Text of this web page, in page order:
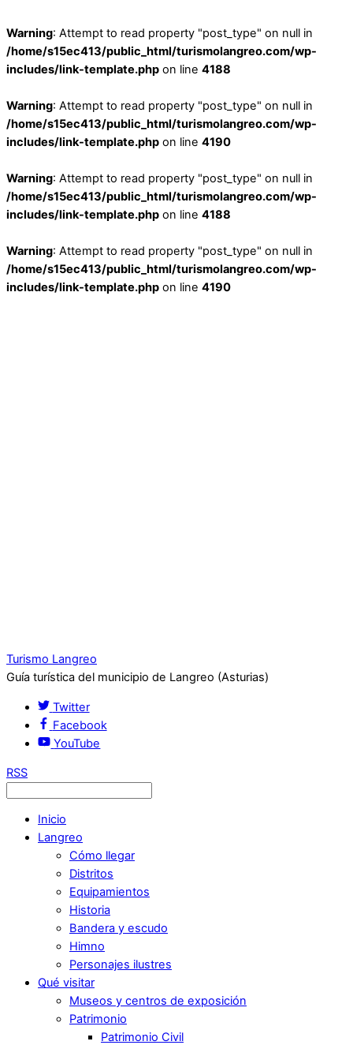
Warning: Attempt to read property "post_type" on null in
/home/s15ec413/public_html/turismolangreo.com/wp-
includes/link-template.php on line 4188
Warning: Attempt to read property "post_type" on null in
/home/s15ec413/public_html/turismolangreo.com/wp-
includes/link-template.php on line 4190
Warning: Attempt to read property "post_type" on null in
/home/s15ec413/public_html/turismolangreo.com/wp-
includes/link-template.php on line 4188
Warning: Attempt to read property "post_type" on null in
/home/s15ec413/public_html/turismolangreo.com/wp-
includes/link-template.php on line 4190
Turismo Langreo
Guía turística del municipio de Langreo (Asturias)
Twitter
Facebook
YouTube
RSS
Inicio
Langreo
Cómo llegar
Distritos
Equipamientos
Historia
Bandera y escudo
Himno
Personajes ilustres
Qué visitar
Museos y centros de exposición
Patrimonio
Patrimonio Civil